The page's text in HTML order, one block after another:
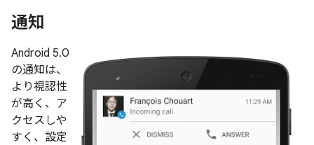
通知
Android 5.0
の通知は、
より視認性
が高く、ア
クセスしや
すく、設定